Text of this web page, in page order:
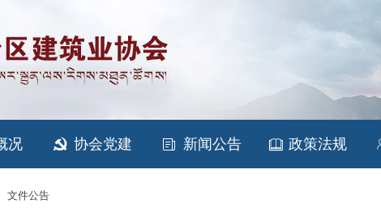
况  协会党建  新闻公告  政策法规
文件公告